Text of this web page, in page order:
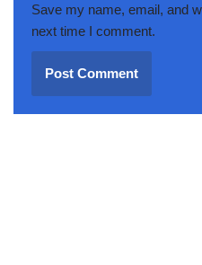
Save my name, email, and
next time I comment.